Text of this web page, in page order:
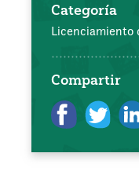
Categoría
Licenciamiento
Compartir